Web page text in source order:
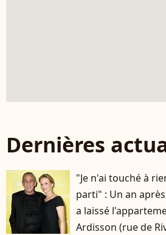
Dernières
"Je n'ai touché à
parti" : Un an
a laissé
Ardisson (rue de